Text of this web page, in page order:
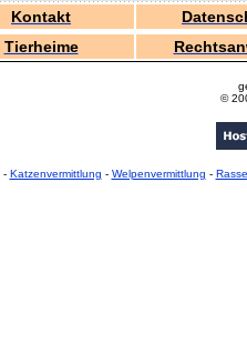
Kontakt
Tierheime
©
- Katzenvermittlung - Welpenvermittlung -